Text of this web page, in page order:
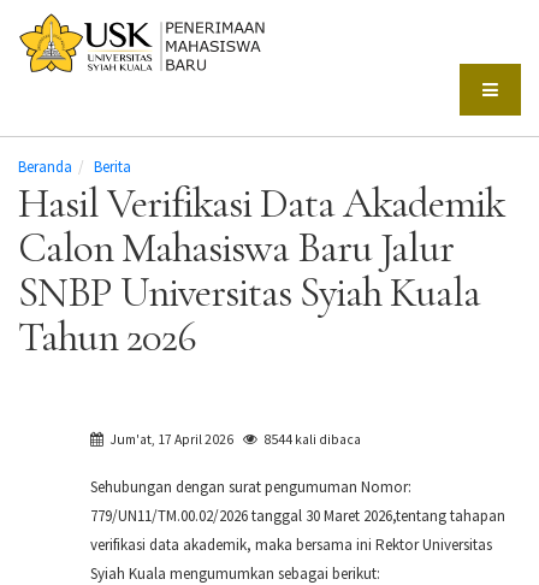
Beranda Berita
Hasil Verifikasi Data Akademik
Calon Mahasiswa Baru Jalur
SNBP Universitas Syiah Kuala
Tahun 2026
Jum'at, 17 April 2026 8544 kali dibaca
Sehubungan dengan surat pengumuman Nomor:
779/UN11/TM.00.02/2026 tanggal 30 Maret 2026,tentang tahapan
verifikasi data akademik, maka bersama ini Rektor Universitas
Syiah Kuala mengumumkan sebagai berikut: